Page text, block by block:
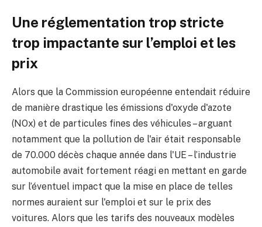
Une réglementation trop stricte
trop impactante sur l’emploi et les
prix
Alors que la Commission européenne entendait réduire
de manière drastique les émissions d'oxyde d'azote
(NOx) et de particules fines des véhicules – arguant
notamment que la pollution de l'air était responsable
de 70.000 décès chaque année dans l'UE – l’industrie
automobile avait fortement réagi en mettant en garde
sur l’éventuel impact que la mise en place de telles
normes auraient sur l'emploi et sur le prix des
voitures. Alors que les tarifs des nouveaux modèles